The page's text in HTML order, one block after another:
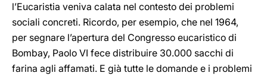
l’Eucaristia veniva calata nel contesto dei problemi
sociali concreti. Ricordo, per esempio, che nel 1964,
per segnare l’apertura del Congresso eucaristico di
Bombay, Paolo VI fece distribuire 30.000 sacchi di
farina agli affamati. E già tutte le domande e i problemi